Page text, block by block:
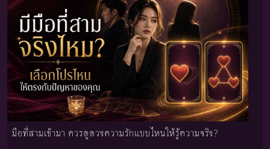
มือที่สามเข้ามา ควรดูดวงความรักแบบไหนให้รู้ความจริง?